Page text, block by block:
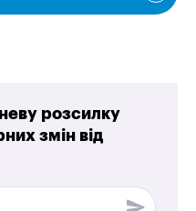
розсилку
змін від